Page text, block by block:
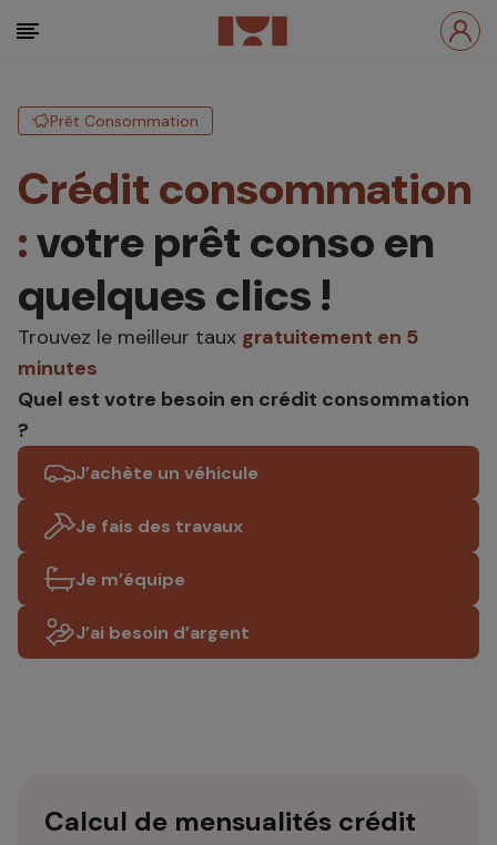
Prêt Consommation
Crédit consommation
:votre prêt conso en
quelques clics !
Trouvez le meilleur taux gratuitement en 5
minutes
Quel est votre besoin en crédit consommation
?
J’achète un véhicule
Je fais des travaux
Je m’équipe
J’ai besoin d’argent
Calcul de mensualités crédit